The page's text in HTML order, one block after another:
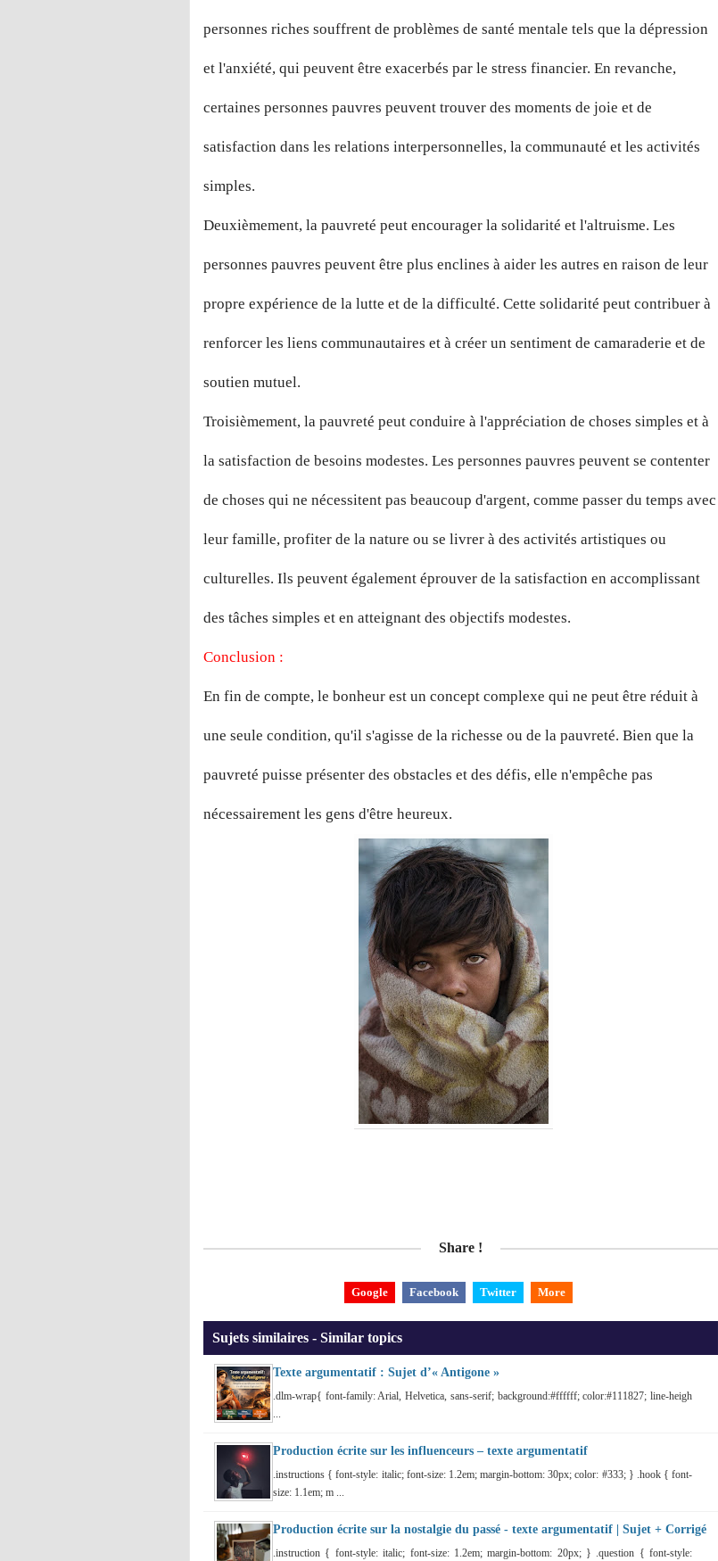
personnes riches souffrent de problèmes de santé mentale tels que la dépression
et l'anxiété, qui peuvent être exacerbés par le stress financier. En revanche,
certaines personnes pauvres peuvent trouver des moments de joie et de
satisfaction dans les relations interpersonnelles, la communauté et les activités
simples.
Deuxièmement, la pauvreté peut encourager la solidarité et l'altruisme. Les
personnes pauvres peuvent être plus enclines à aider les autres en raison de leur
propre expérience de la lutte et de la difficulté. Cette solidarité peut contribuer à
renforcer les liens communautaires et à créer un sentiment de camaraderie et de
soutien mutuel.
Troisièmement, la pauvreté peut conduire à l'appréciation de choses simples et à
la satisfaction de besoins modestes. Les personnes pauvres peuvent se contenter
de choses qui ne nécessitent pas beaucoup d'argent, comme passer du temps avec
leur famille, profiter de la nature ou se livrer à des activités artistiques ou
culturelles. Ils peuvent également éprouver de la satisfaction en accomplissant
des tâches simples et en atteignant des objectifs modestes.
Conclusion :
En fin de compte, le bonheur est un concept complexe qui ne peut être réduit à
une seule condition, qu'il s'agisse de la richesse ou de la pauvreté. Bien que la
pauvreté puisse présenter des obstacles et des défis, elle n'empêche pas
nécessairement les gens d'être heureux.
Share !
Google Facebook Twitter More
Sujets similaires - Similar topics
Texte argumentatif : Sujet d’« Antigone »
.dlm-wrap{ font-family: Arial, Helvetica, sans-serif; background:#ffffff; color:#111827; line-heigh
Production écrite sur les influenceurs – texte argumentatif
.instructions { font-style: italic; font-size: 1.2em; margin-bottom: 30px; color: #333; } .hook { font-
size: 1.1em; m ...
Production écrite sur la nostalgie du passé - texte argumentatif | Sujet + Corrigé
.instruction { font-style: italic; font-size: 1.2em; margin-bottom: 20px; } .question { font-style: